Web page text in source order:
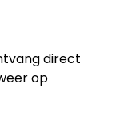
direct
op